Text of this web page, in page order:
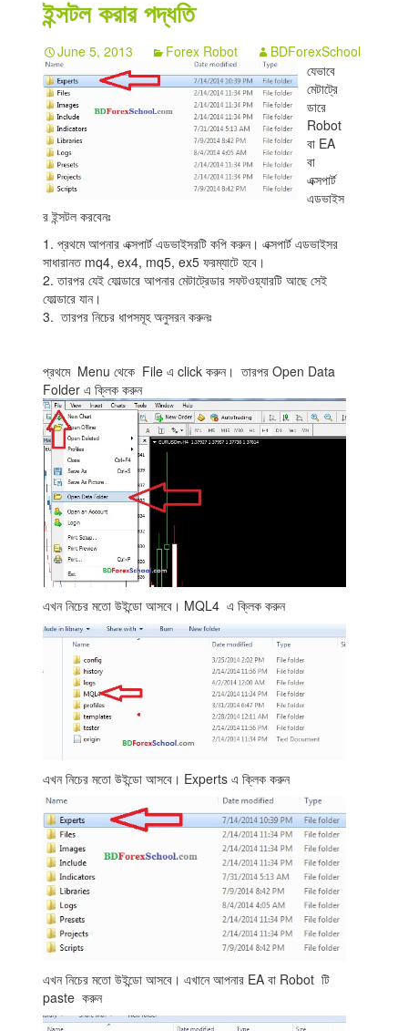
ইন্সটল করার পদ্ধতি
June 5, 2013 Forex Robot
BDForexSchool
যেভাবে
মেটাট্রে
ডারে
Robot
বা EA
বা
এক্সপার্ট
এডভাইস
র ইন্সটল করবেনঃ
1. প্রথমে আপনার এক্সপার্ট এডভাইসরটি কপি করুন। এক্সপার্ট এডভাইসর
সাধারানত mq4, ex4, mq5, ex5 ফরম্যাটে হবে।
2. তারপর যেই ফোল্ডারে আপনার মেটাট্রেডার সফটওয়্যারটি আছে সেই
ফোল্ডারে যান।
3. তারপর নিচের ধাপসমূহ অনুসরন করুনঃ
প্রথমে Menu থেকে File এ click করুন। তারপর Open Data
Folder এ ক্লিক করুন
এখন নিচের মতো উইন্ডো আসবে। MQL4 এ ক্লিক করুন
এখন নিচের মতো উইন্ডো আসবে। Experts এ ক্লিক করুন
এখন নিচের মতো উইন্ডো আসবে। এখানে আপনার EA বা Robot টি
paste করুন